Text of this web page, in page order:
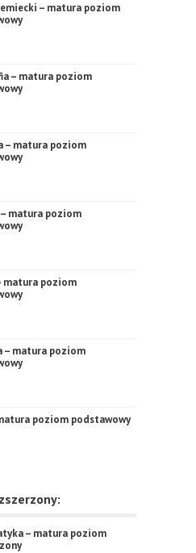
– matura poziom
– matura poziom
– matura poziom
– matura poziom
matura poziom
– matura poziom
poziom podstawowy
– matura poziom